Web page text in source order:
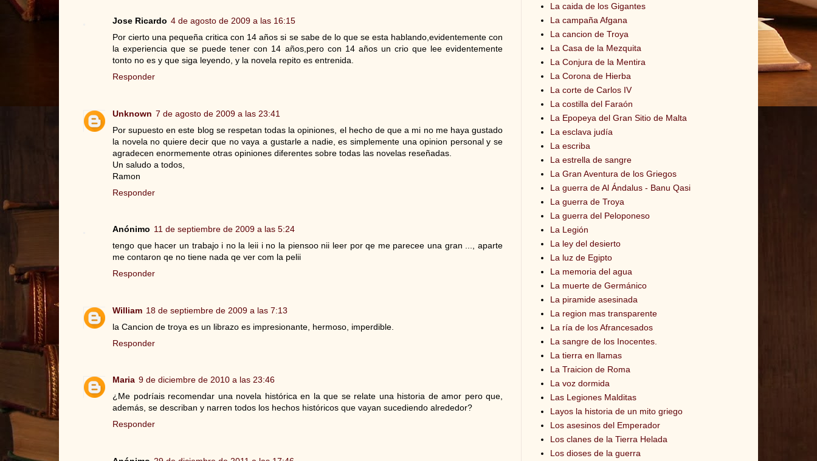
Jose Ricardo 4 de agosto de 2009 a las 16:15
Por cierto una pequeña critica con 14 años si se sabe de lo que se esta hablando,evidentemente con
la experiencia que se puede tener con 14 años,pero con 14 años un crio que lee evidentemente
tonto no es y que siga leyendo, y la novela repito es entrenida.
Responder
Unknown 7 de agosto de 2009 a las 23:41
Por supuesto en este blog se respetan todas la opiniones, el hecho de que a mi no me haya gustado
la novela no quiere decir que no vaya a gustarle a nadie, es simplemente una opinion personal y se
agradecen enormemente otras opiniones diferentes sobre todas las novelas reseñadas.
Un saludo a todos,
Ramon
Responder
Anónimo 11 de septiembre de 2009 a las 5:24
tengo que hacer un trabajo i no la leii i no la piensoo nii leer por qe me parecee una gran ..., aparte
me contaron qe no tiene nada qe ver com la pelii
Responder
William 18 de septiembre de 2009 a las 7:13
la Cancion de troya es un librazo es impresionante, hermoso, imperdible.
Responder
Maria 9 de diciembre de 2010 a las 23:46
¿Me podríais recomendar una novela histórica en la que se relate una historia de amor pero que,
además, se describan y narren todos los hechos históricos que vayan sucediendo alrededor?
Responder
La caida de los Gigantes
La campaña Afgana
La cancion de Troya
La Casa de la Mezquita
La Conjura de la Mentira
La Corona de Hierba
La corte de Carlos IV
La costilla del Faraón
La Epopeya del Gran Sitio de Malta
La esclava judía
La escriba
La estrella de sangre
La Gran Aventura de los Griegos
La guerra de Al Ándalus - Banu Qasi
La guerra de Troya
La guerra del Peloponeso
La Legión
La ley del desierto
La luz de Egipto
La memoria del agua
La muerte de Germánico
La piramide asesinada
La region mas transparente
La ría de los Afrancesados
La sangre de los Inocentes.
La tierra en llamas
La Traicion de Roma
La voz dormida
Las Legiones Malditas
Layos la historia de un mito griego
Los asesinos del Emperador
Los clanes de la Tierra Helada
Los dioses de la guerra